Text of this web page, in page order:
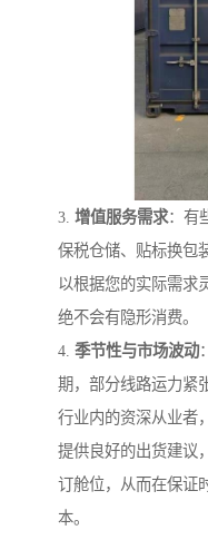
3. 增值服务需求：有
保税仓储、贴标换包
以根据您的实际需求
绝不会有隐形消费。
4. 季节性与市场波动
期，部分线路运力紧
行业内的资深从业者
提供良好的出货建议
订舱位，从而在保证
本。